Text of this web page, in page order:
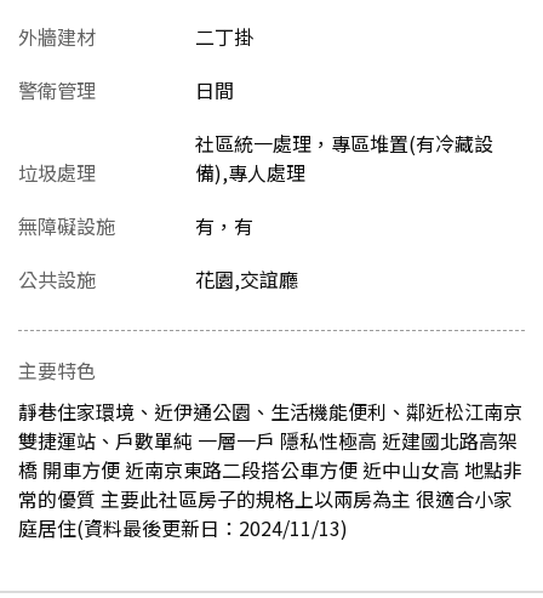
外牆建材
二丁掛
警衛管理
日間
垃圾處理
社區統一處理，專區堆置(有冷藏設
備),專人處理
無障礙設施
有，有
公共設施
花園,交誼廳
主要特色
靜巷住家環境、近伊通公園、生活機能便利、鄰近松江南京
雙捷運站、戶數單純 一層一戶 隱私性極高 近建國北路高架
橋 開車方便 近南京東路二段搭公車方便 近中山女高 地點非
常的優質 主要此社區房子的規格上以兩房為主 很適合小家
庭居住(資料最後更新日：2024/11/13)